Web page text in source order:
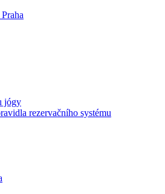
jógy
rezervačního systému